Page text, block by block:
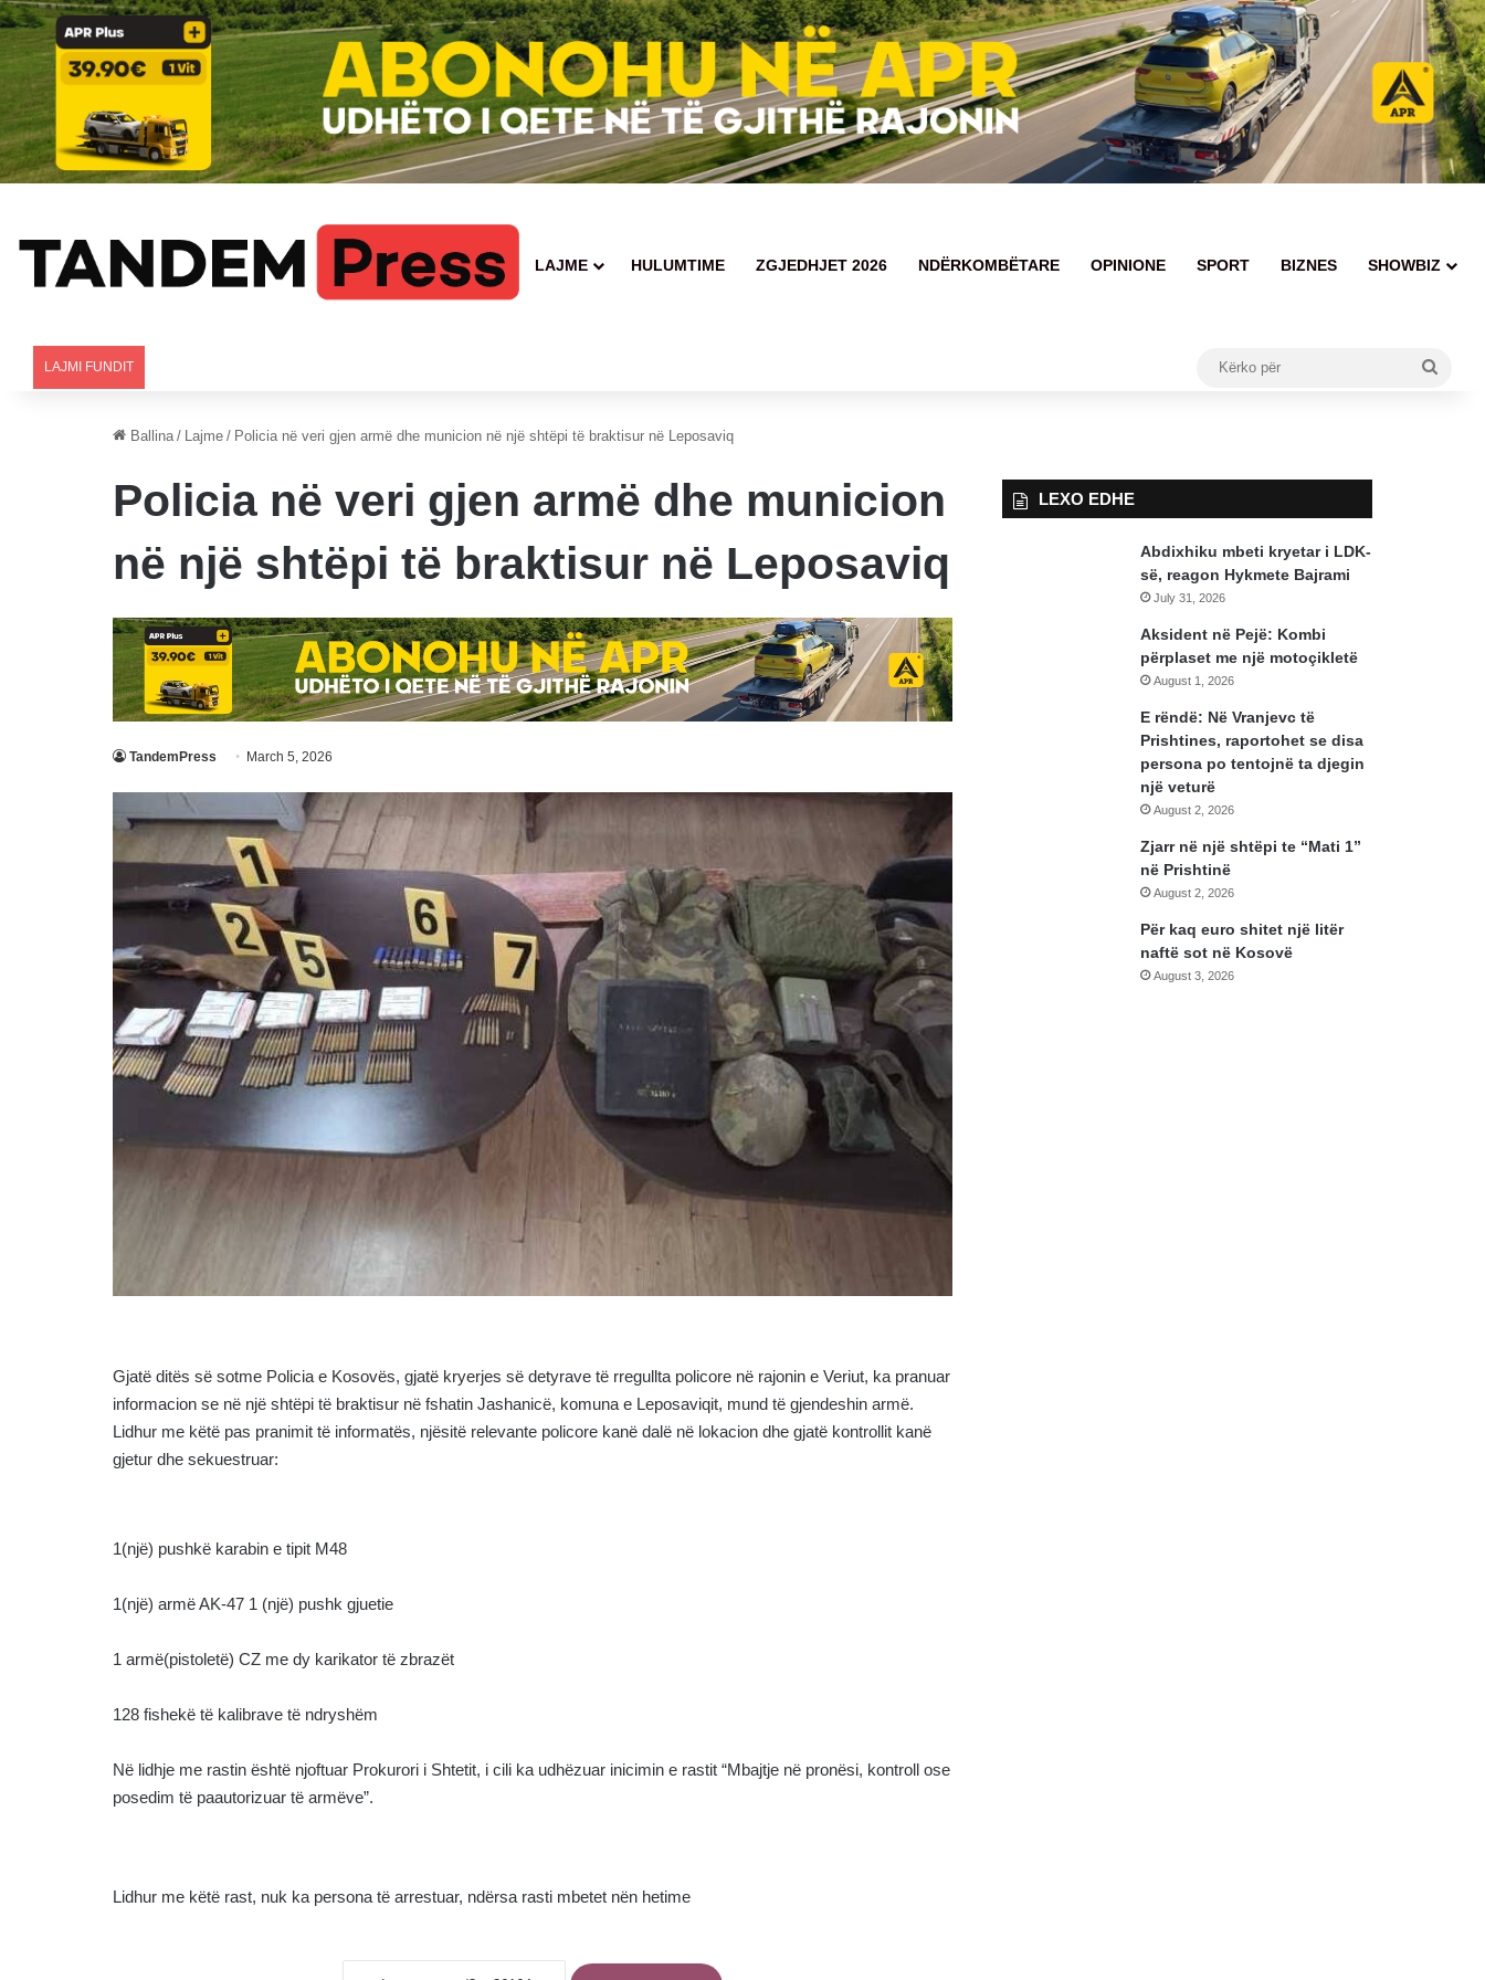
LAJME HULUMTIME ZGJEDHJET 2026 NDËRKOMBËTARE OPINIONE SPORT BIZNES SHOWBIZ
LAJMI FUNDIT
Ballina / Lajme / Policia në veri gjen armë dhe municion në një shtëpi të braktisur në Leposaviq
Policia në veri gjen armë dhe municion
në një shtëpi të braktisur në Leposaviq
TandemPress March 5, 2026
Gjatë ditës së sotme Policia e Kosovës, gjatë kryerjes së detyrave të rregullta policore në rajonin e Veriut, ka pranuar
informacion se në një shtëpi të braktisur në fshatin Jashanicë, komuna e Leposaviqit, mund të gjendeshin armë.
Lidhur me këtë pas pranimit të informatës, njësitë relevante policore kanë dalë në lokacion dhe gjatë kontrollit kanë
gjetur dhe sekuestruar:
1(një) pushkë karabin e tipit M48
1(një) armë AK-47 1 (një) pushk gjuetie
1 armë(pistoletë) CZ me dy karikator të zbrazët
128 fishekë të kalibrave të ndryshëm
Në lidhje me rastin është njoftuar Prokurori i Shtetit, i cili ka udhëzuar inicimin e rastit “Mbajtje në pronësi, kontroll ose
posedim të paautorizuar të armëve”.
Lidhur me këtë rast, nuk ka persona të arrestuar, ndërsa rasti mbetet nën hetime
LEXO EDHE
Abdixhiku mbeti kryetar i LDK-
së, reagon Hykmete Bajrami
July 31, 2026
Aksident në Pejë: Kombi
përplaset me një motoçikletë
August 1, 2026
E rëndë: Në Vranjevc të
Prishtines, raportohet se disa
persona po tentojnë ta djegin
një veturë
August 2, 2026
Zjarr në një shtëpi te “Mati 1”
në Prishtinë
August 2, 2026
Për kaq euro shitet një litër
naftë sot në Kosovë
August 3, 2026